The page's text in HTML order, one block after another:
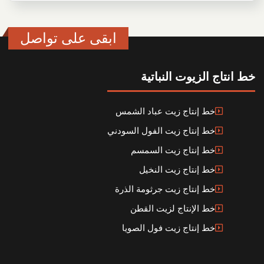
ابقى على تواصل
خط انتاج الزيوت النباتية
خط إنتاج زيت عباد الشمس
خط إنتاج زيت الفول السودني
خط إنتاج زيت السمسم
خط إنتاج زيت النخيل
خط إنتاج زيت جرثومة الذرة
خط الإنتاج لزيت القطن
خط إنتاج زيت فول الصويا